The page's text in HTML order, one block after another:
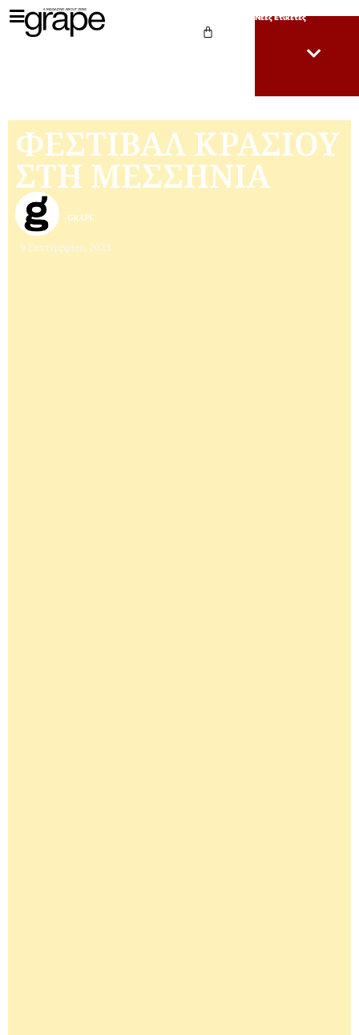
Νέες Ετικέτες
ΦΕΣΤΙΒΑΛ ΚΡΑΣΙΟΥ
ΣΤΗ ΜΕΣΣΗΝΙΑ
9 Σεπτεμβρίου, 2023
GRAPE